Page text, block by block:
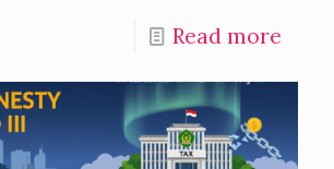
Read more